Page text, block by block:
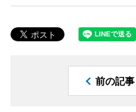
前の記事